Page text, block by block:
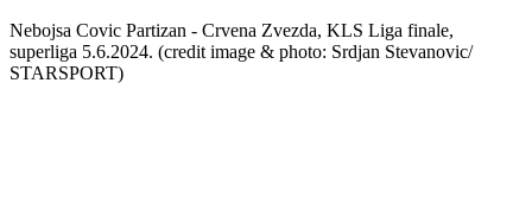
Nebojsa Covic Partizan - Crvena Zvezda, KLS Liga finale,
superliga 5.6.2024. (credit image & photo: Srdjan Stevanovic/
STARSPORT)